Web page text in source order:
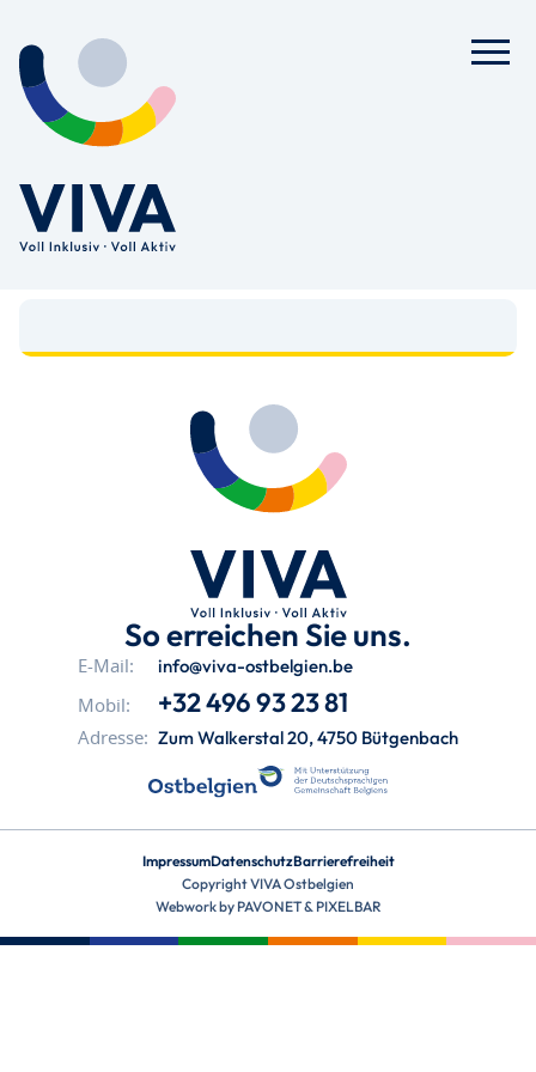
So erreichen Sie uns.
E-Mail: info@viva-ostbelgien.be
Mobil: +32 496 93 23 81
Adresse: Zum Walkerstal 20, 4750 Bütgenbach
ImpressumDatenschutzBarrierefreiheit
Copyright VIVA Ostbelgien
Webwork by PAVONET& PIXELBAR